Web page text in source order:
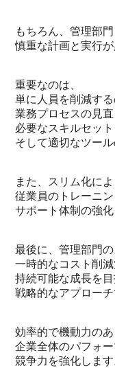
もちろん、管理部
慎重な計画と実行が
重要なのは、
単に人員を削減する
業務プロセスの見直
必要なスキルセッ
そして適切なツール
また、スリム化に
従業員のトレーニ
サポート体制の強化
最後に、管理部門
一時的なコスト削減
持続可能な成長を
戦略的なアプローチ
効率的で機動力のあ
企業全体のパフォ
競争力を強化します